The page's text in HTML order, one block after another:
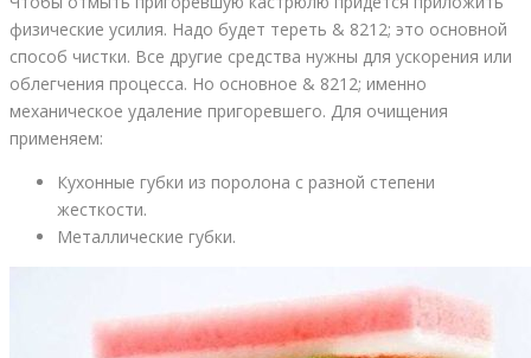
физические усилия. Надо будет тереть & 8212; это основной
способ чистки. Все другие средства нужны для ускорения или
облегчения процесса. Но основное & 8212; именно
механическое удаление пригоревшего. Для очищения
применяем:
Кухонные губки из поролона с разной степени
жесткости.
Металлические губки.